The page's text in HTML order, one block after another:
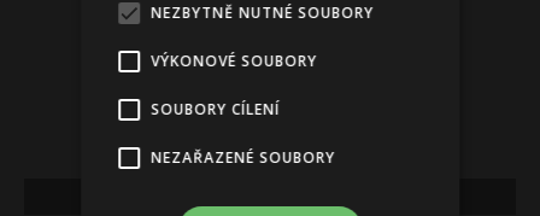
NEZBYTNĚ NUTNÉ SOUBORY
VÝKONOVÉ SOUBORY
SOUBORY CÍLENÍ
NEZAŘAZENÉ SOUBORY